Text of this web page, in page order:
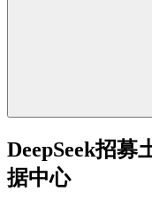
DeepSeek招
据中心